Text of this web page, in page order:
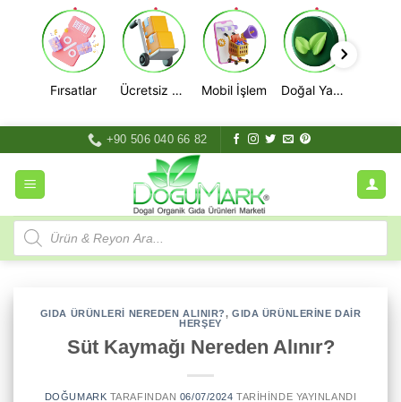
Fırsatlar Ücretsiz Kargo Mobil İşlem Doğal Yaşam
+90 506 040 66 82
Products
search
GIDA ÜRÜNLERI NEREDEN ALINIR?,GIDA ÜRÜNLERINE DAIR
HERŞEY
Süt Kaymağı Nereden Alınır?
DOĞUMARK TARAFINDAN 06/07/2024 TARIHINDE YAYINLANDI